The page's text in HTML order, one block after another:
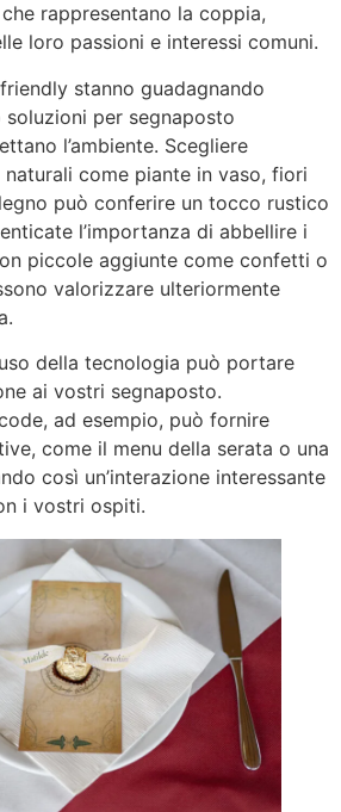
rappresentano la coppia,
loro passioni e interessi comuni.
stanno guadagnando
per segnaposto
l’ambiente. Scegliere
come piante in vaso, fiori
può conferire un tocco rustico
l’importanza di abbellire i
piccole aggiunte come confetti o
valorizzare ulteriormente
della tecnologia può portare
ai vostri segnaposto.
ad esempio, può fornire
come il menu della serata o una
così un’interazione interessante
i vostri ospiti.